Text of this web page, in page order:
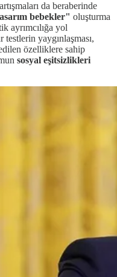
da beraberinde
bebekler" oluşturma
ayrımcılığa yol
yaygınlaşması,
özelliklere sahip
sosyal eşitsizlikleri